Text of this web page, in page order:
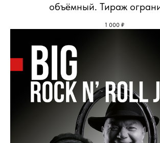
объёмный. Тираж
1 000 ₽